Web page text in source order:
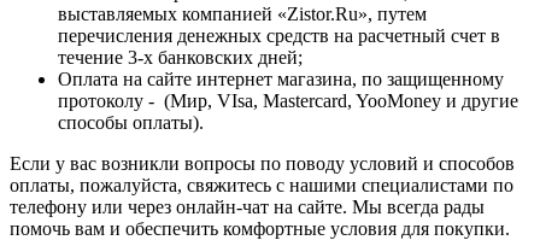
выставляемых компанией «Zistor.Ru», путем
перечисления денежных средств на расчетный счет в
течение 3-х банковских дней;
Оплата на сайте интернет магазина, по защищенному
протоколу - (Мир, VIsa, Mastercard, YooMoney и другие
способы оплаты).
Если у вас возникли вопросы по поводу условий и способов
оплаты, пожалуйста, свяжитесь с нашими специалистами по
телефону или через онлайн-чат на сайте. Мы всегда рады
помочь вам и обеспечить комфортные условия для покупки.